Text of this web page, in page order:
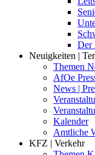
Der
Neuigkeiten |
Themen
AfOe
News |
Kalender
Amtliche
KFZ | Verkehr